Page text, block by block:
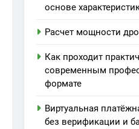
основе
Расчет мощности
Как проходит
современным
формате
Виртуальная
без верификации и